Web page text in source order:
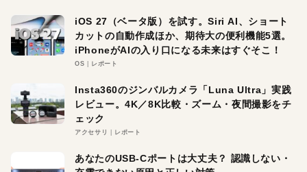
iOS 27（ベータ版）を試す。Siri AI、ショート
カットの自動作成ほか、期待大の便利機能5選。
iPhoneがAIの入り口になる未来はすぐそこ！
OS レポート
Insta360のジンバルカメラ「Luna Ultra」実践
レビュー。4K／8K比較・ズーム・夜間撮影をチ
ェック
アクセサリ レポート
あなたのUSB-Cポートは大丈夫？ 認識しない・